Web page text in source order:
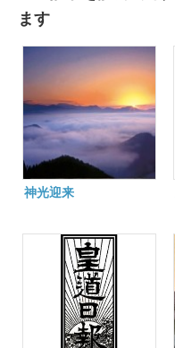
ます
神光迎来